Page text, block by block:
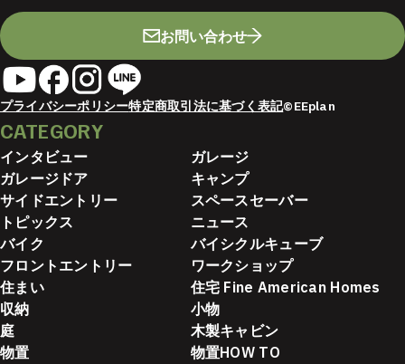
お問い合わせ
プライバシーポリシー特定商取引法に基づく表記©EEplan
CATEGORY
インタビュー
ガレージ
ガレージドア
キャンプ
サイドエントリー
スペースセーバー
トピックス
ニュース
バイク
バイシクルキューブ
フロントエントリー
ワークショップ
住まい
住宅 Fine American Homes
収納
小物
庭
木製キャビン
物置
物置HOW TO